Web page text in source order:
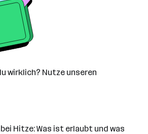
wirklich? Nutze unseren
Hitze: Was ist erlaubt und was